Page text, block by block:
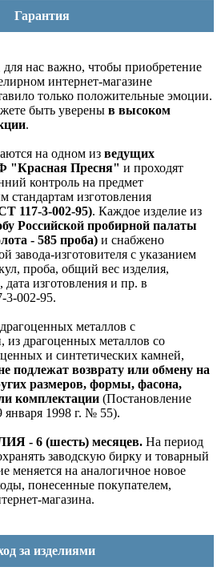
Гарантия
нас важно, чтобы приобретение
интернет-магазине
только положительные эмоции.
быть уверены в высоком
.
на одном из ведущих
"Красная Пресня" и проходят
контроль на предмет
стандартам изготовления
117-3-002-95). Каждое изделие из
Российской пробирной палаты
- 585 проба) и снабжено
завода-изготовителя с указанием
проба, общий вес изделия,
дата изготовления и пр. в
3-002-95.
металлов с
драгоценных металлов со
и синтетических камней,
подлежат возврату или обмену на
размеров, формы, фасона,
комплектации (Постановление
января 1998 г. № 55).
- 6 (шесть) месяцев. На период
заводскую бирку и товарный
меняется на аналогичное новое
понесенные покупателем,
магазина.
за изделиями